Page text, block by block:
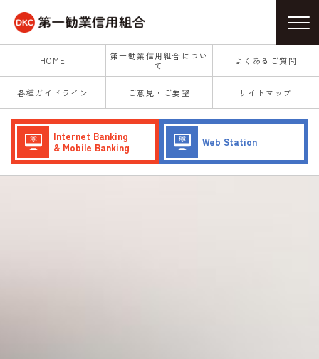
HOME
第一勧業信用組合につい
て
よくあるご質問
各種ガイドライン ご意見・ご要望 サイトマップ
Internet Banking
& Mobile Banking
Web Station